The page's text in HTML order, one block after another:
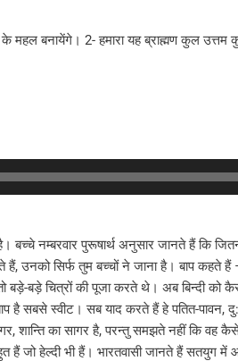
महल बनायेंगे। 2- हमारा यह ब्राह्मण कुल
नम्बरवार पुरूषार्थ अनुसार जानते हैं कि
उनको सिर्फ तुम बच्चों ने जाना है। बाप कहते हैं
बड़े चित्रों की पूजा करते थे। अब बिन्दी को कैसे
बाप है सबसे स्वीट। सब याद करते हैं हे पतित-
सागर, शान्ति का सागर है, परन्तु समझते नहीं
हैं जो हेल्दी भी हैं। भारतवासी जानते हैं सतयुग